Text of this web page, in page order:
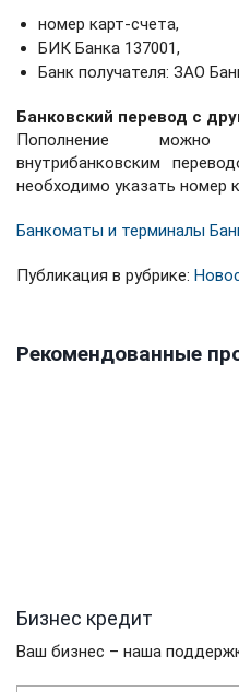
номер карт-счета,
БИК Банка 137001,
Банк получателя: ЗАО
Банковский перевод с
Пополнение можно
внутрибанковским
необходимо указать номер
Банкоматы и терминалы
Публикация в рубрике:
Рекомендованные
Бизнес кредит
Ваш бизнес – наша